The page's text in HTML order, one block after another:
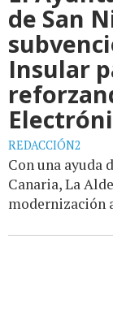
de San
Insular
REDACCIÓN2
Con una ayuda
Canaria, La
modernización